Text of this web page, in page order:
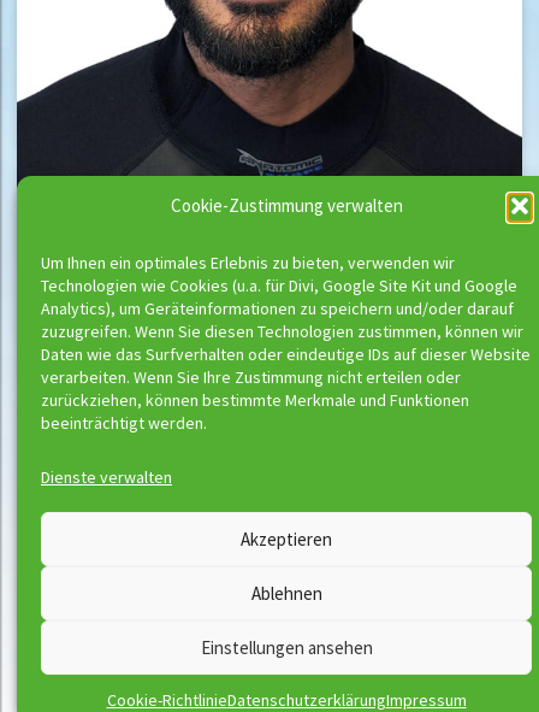
Cookie-Zustimmung verwalten
Um Ihnen ein optimales Erlebnis zu bieten, verwenden wir
Technologien wie Cookies (u.a. für Divi, Google Site Kit und Google
Analytics), um Geräteinformationen zu speichern und/oder darauf
zuzugreifen. Wenn Sie diesen Technologien zustimmen, können wir
Daten wie das Surfverhalten oder eindeutige IDs auf dieser Website
verarbeiten. Wenn Sie Ihre Zustimmung nicht erteilen oder
zurückziehen, können bestimmte Merkmale und Funktionen
beeinträchtigt werden.
Dienste verwalten
Akzeptieren
Ablehnen
Einstellungen ansehen
Cookie-RichtlinieDatenschutzerklärungImpressum
Impressum
Disclaimer
AGB